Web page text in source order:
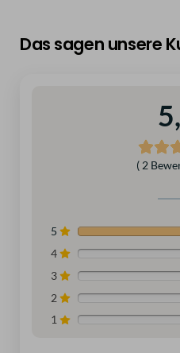
Das sagen unsere
( 2
5
4
3
2
1